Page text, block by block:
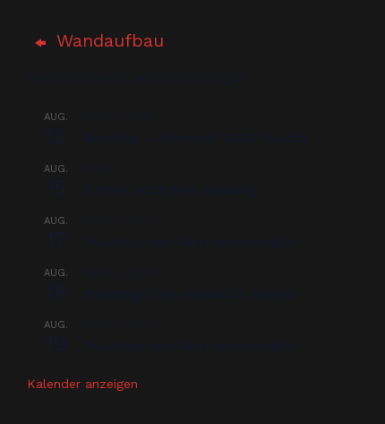
Wandaufbau
AUG.
AUG.
AUG.
AUG.
AUG.
Kalender anzeigen